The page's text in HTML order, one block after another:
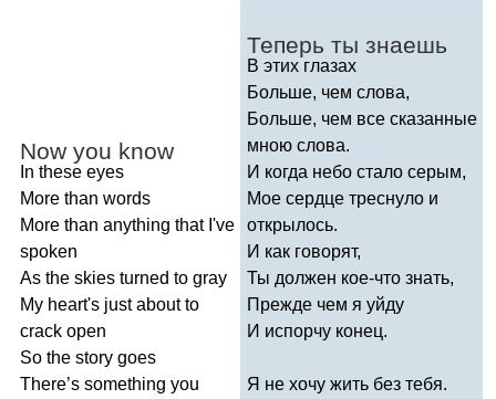
Now you know
In these eyes
More than words
More than anything that I've
spoken
As the skies turned to gray
My heart's just about to
crack open
So the story goes
There’s something you
Теперь ты знаешь
В этих глазах
Больше, чем слова,
Больше, чем все сказанные
мною слова.
И когда небо стало серым,
Мое сердце треснуло и
открылось.
И как говорят,
Ты должен кое-что знать,
Прежде чем я уйду
И испорчу конец.
Я не хочу жить без тебя.